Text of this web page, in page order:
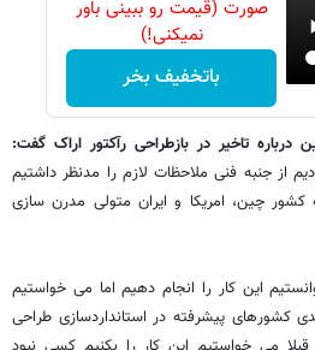
صورت (قیمت رو ببینی باور
نمیکنی!)
باتخفیف بخر
تاخیر در بازطراحی رآکتور اراک گفت:
از جنبه فنی ملاحظات لازم را مدنظر داشتیم
کشور چین، امریکا و ایران متولی مدرن سازی
این کار را انجام دهیم اما می خواستیم
کشورهای پیشرفته در استانداردسازی طراحی